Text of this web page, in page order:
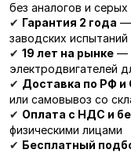
без аналогов и серых
✔ Гарантия 2 года —
заводских испытаний
✔ 19 лет на рынке —
электродвигателей
✔ Доставка по РФ и
или самовывоз со
✔ Оплата с НДС и
физическими лицами
✔ Бесплатный